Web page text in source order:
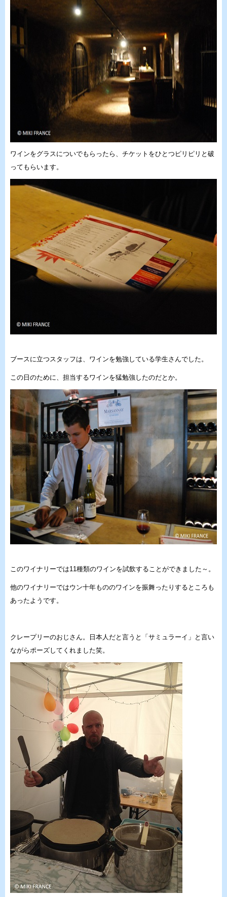
ワインをグラスについでもらったら、チケットをひとつピリピリと破
ってもらいます。
ブースに立つスタッフは、ワインを勉強している学生さんでした。
この日のために、担当するワインを猛勉強したのだとか。
このワイナリーでは11種類のワインを試飲することができました～。
他のワイナリーではウン十年もののワインを振舞ったりするところも
あったようです。
クレープリーのおじさん。日本人だと言うと「サミュラーイ」と言い
ながらポーズしてくれました笑。